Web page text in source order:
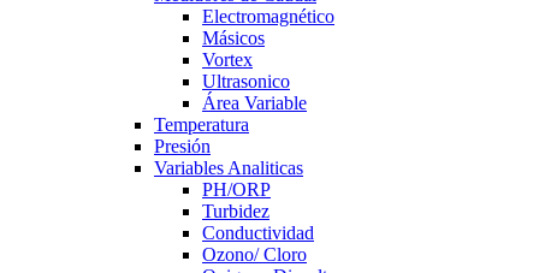
Electromagnético
Másicos
Vortex
Ultrasonico
Área Variable
Temperatura
Presión
Variables Analiticas
PH/ORP
Turbidez
Conductividad
Ozono/ Cloro